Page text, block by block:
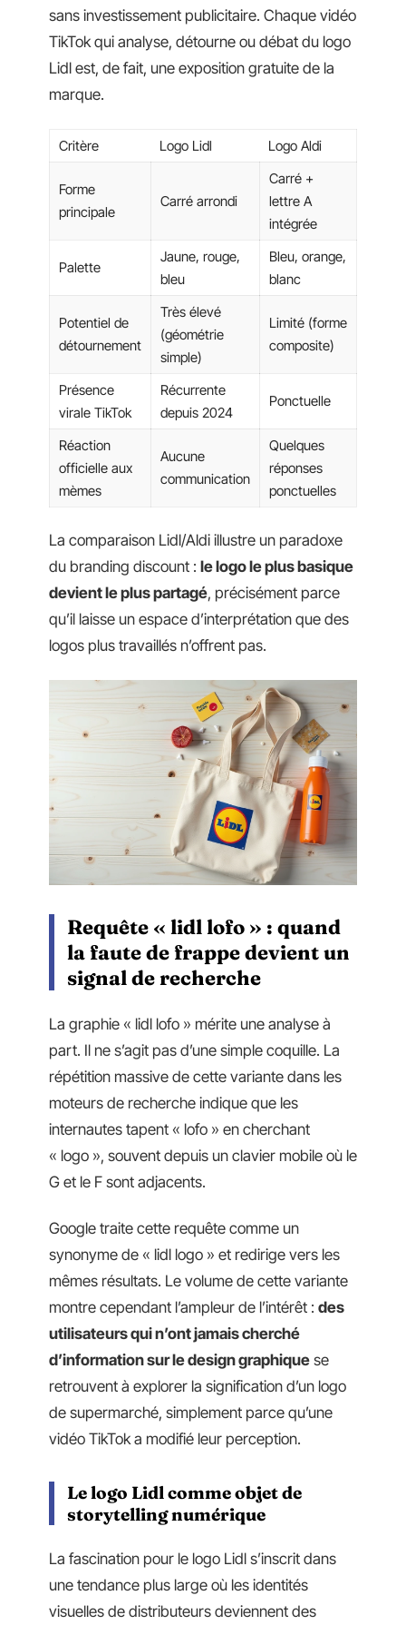
sans investissement publicitaire. Chaque vidéo
TikTok qui analyse, détourne ou débat du logo
Lidl est, de fait, une exposition gratuite de la
marque.
Critère Logo Lidl Logo Aldi
Forme
principale
Carré arrondi
Carré +
lettre A
intégrée
Palette
Jaune, rouge,
bleu
Bleu, orange,
blanc
Potentiel de
détournement
Très élevé
(géométrie
simple)
Limité (forme
composite)
Présence
virale TikTok
Récurrente
depuis 2024
Ponctuelle
Réaction
officielle aux
mèmes
Aucune
communication
Quelques
réponses
ponctuelles
La comparaison Lidl/Aldi illustre un paradoxe
du branding discount : le logo le plus basique
devient le plus partagé, précisément parce
qu’il laisse un espace d’interprétation que des
logos plus travaillés n’offrent pas.
Requête « lidl lofo » : quand
la faute de frappe devient un
signal de recherche
La graphie « lidl lofo » mérite une analyse à
part. Il ne s’agit pas d’une simple coquille. La
répétition massive de cette variante dans les
moteurs de recherche indique que les
internautes tapent « lofo » en cherchant
« logo », souvent depuis un clavier mobile où le
G et le F sont adjacents.
Google traite cette requête comme un
synonyme de « lidl logo » et redirige vers les
mêmes résultats. Le volume de cette variante
montre cependant l’ampleur de l’intérêt : des
utilisateurs qui n’ont jamais cherché
d’information sur le design graphique se
retrouvent à explorer la signification d’un logo
de supermarché, simplement parce qu’une
vidéo TikTok a modifié leur perception.
Le logo Lidl comme objet de
storytelling numérique
La fascination pour le logo Lidl s’inscrit dans
une tendance plus large où les identités
visuelles de distributeurs deviennent des